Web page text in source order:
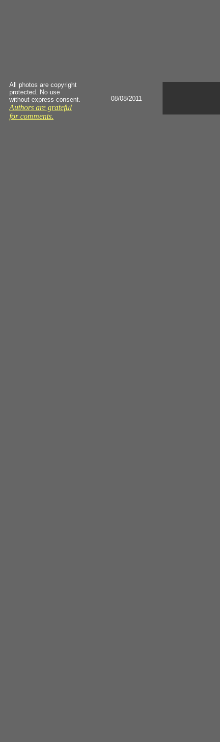
All photos are copyright
protected. No use
without express consent.
Authors are grateful
for comments.
08/08/2011